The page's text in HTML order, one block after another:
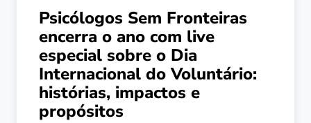
Psicólogos Sem Fronteiras
encerra o ano com live
especial sobre o Dia
Internacional do Voluntário:
histórias, impactos e
propósitos